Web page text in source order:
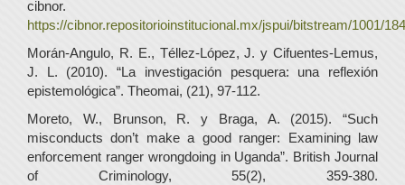
cibnor.
https://cibnor.repositorioinstitucional.mx/jspui/bitstream/1001/
Morán-Angulo, R. E., Téllez-López, J. y Cifuentes-Lemus,
J. L. (2010). “La investigación pesquera: una reflexión
epistemológica”. Theomai, (21), 97-112.
Moreto, W., Brunson, R. y Braga, A. (2015). “Such
misconducts don’t make a good ranger: Examining law
enforcement ranger wrongdoing in Uganda”. British Journal
of Criminology, 55(2), 359-380.